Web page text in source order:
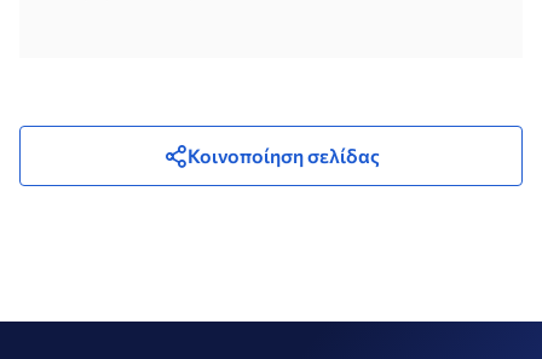
Κοινοποίηση σελίδας